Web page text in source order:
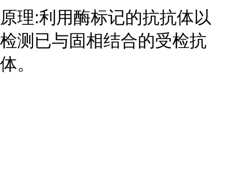
原理:利用酶标记的抗抗体以
检测已与固相结合的受检抗
体。